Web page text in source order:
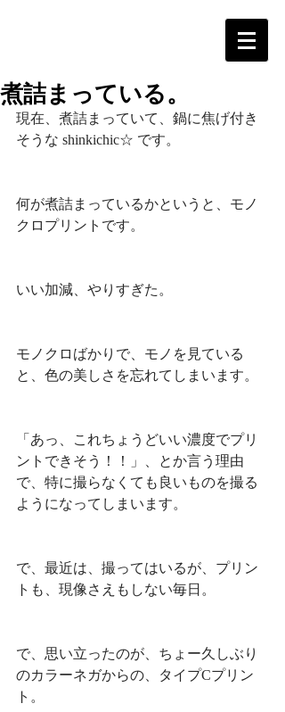
煮詰まっている。
現在、煮詰まっていて、鍋に焦げ付き
そうな shinkichic☆ です。
何が煮詰まっているかというと、モノ
クロプリントです。
いい加減、やりすぎた。
モノクロばかりで、モノを見ている
と、色の美しさを忘れてしまいます。
「あっ、これちょうどいい濃度でプリ
ントできそう！！」、とか言う理由
で、特に撮らなくても良いものを撮る
ようになってしまいます。
で、最近は、撮ってはいるが、プリン
トも、現像さえもしない毎日。
で、思い立ったのが、ちょー久しぶり
のカラーネガからの、タイプCプリン
ト。